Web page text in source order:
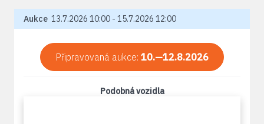
Aukce 13.7.2026 10:00 - 15.7.2026 12:00
Připravovaná aukce: 10.—12.8.2026
Podobná vozidla